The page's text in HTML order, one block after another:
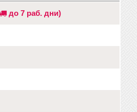
до 7 раб. дни)